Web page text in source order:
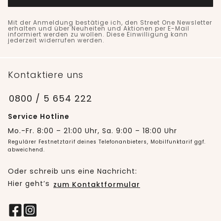
Mit der Anmeldung bestätige ich, den Street One Newsletter
erhalten und über Neuheiten und Aktionen per E-Mail
informiert werden zu wollen. Diese Einwilligung kann
jederzeit widerrufen werden.
Kontaktiere uns
0800 / 5 654 222
Service Hotline
Mo.-Fr. 8:00 – 21:00 Uhr, Sa. 9:00 – 18:00 Uhr
Regulärer Festnetztarif deines Telefonanbieters, Mobilfunktarif ggf.
abweichend.
Oder schreib uns eine Nachricht:
Hier geht’s zum Kontaktformular